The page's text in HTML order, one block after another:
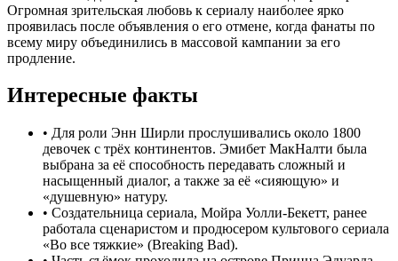
Огромная зрительская любовь к сериалу наиболее ярко
проявилась после объявления о его отмене, когда фанаты по
всему миру объединились в массовой кампании за его
продление.
Интересные факты
• Для роли Энн Ширли прослушивались около 1800
девочек с трёх континентов. Эмибет МакНалти была
выбрана за её способность передавать сложный и
насыщенный диалог, а также за её «сияющую» и
«душевную» натуру.
• Создательница сериала, Мойра Уолли-Бекетт, ранее
работала сценаристом и продюсером культового сериала
«Во все тяжкие» (Breaking Bad).